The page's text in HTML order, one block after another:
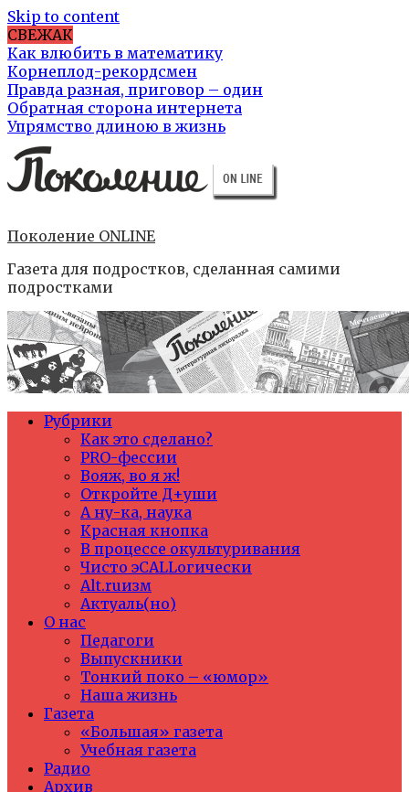
Skip to content
СВЕЖАК
Как влюбить в математику
Корнеплод-рекордсмен
Правда разная, приговор – один
Обратная сторона интернета
Упрямство длиною в жизнь
Поколение ONLINE
Газета для подростков, сделанная самими
подростками
Рубрики
Как это сделано?
PRO-фессии
Вояж, во я ж!
Откройте Д+уши
А ну-ка, наука
Красная кнопка
В процессе окультуривания
Чисто эCALLогически
Alt.ruизм
Актуаль(но)
О нас
Педагоги
Выпускники
Тонкий поко – «юмор»
Наша жизнь
Газета
«Большая» газета
Учебная газета
Радио
Архив